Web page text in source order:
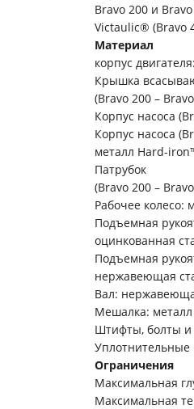
Bravo 200 и
Victaulic® (Bravo
Материал
корпус
Крышка
(Bravo 200 –
Корпус насоса
Корпус насоса
металл Hard-
Патрубок
(Bravo 200 –
Рабочее колесо:
Подъемная
оцинкованная
Подъемная
нержавеющая
Вал:
Мешалка:
Штифты, болты и
Уплотнительные
Ограничения
Максимальная
Максимальная